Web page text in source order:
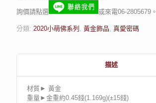
詢價請點選 或來電06-2805679。
分類: 2020小萌佛系列 , 黃金飾品, 真愛密碼
描述
材質► 黃金
重量►金重約0.45錢(1.169g)(±15錢)